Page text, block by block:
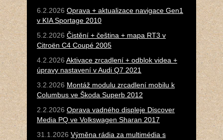
6.2.2026 Oprava + aktualizace navigace Gen1
v KIA Sportage 2010
5.2.2026 Čistění + čeština + mapa RT3 v
Citroën C4 Coupé 2005
4.2.2026 Aktivace zrcadlení + odblok videa +
úpravy nastavení v Audi Q7 2021
3.2.2026 Montáž modulu zrcadlení mobilu k
Columbus ve Škoda Superb 2012
2.2.2026 Oprava vadného displeje Discover
Media PQ ve Volkswagen Sharan 2017
31.1.2026 Výměna rádia za multimédia s